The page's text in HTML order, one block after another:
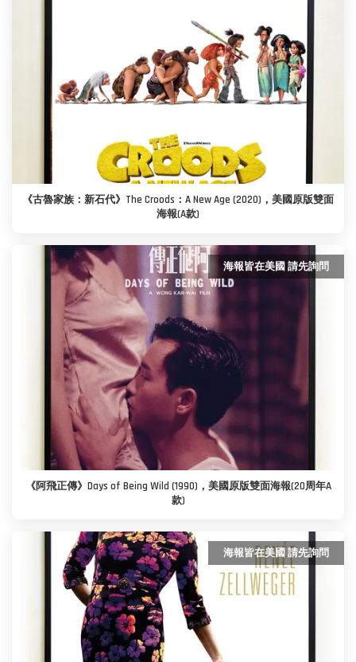
《古魯家族：新石代》The Croods：A New Age (2020)，美國原版雙面
海報(A款)
海報皆在美國 請先詢問
《阿飛正傳》Days of Being Wild (1990)，美國原版雙面海報(20周年A
款)
海報皆在美國 請先詢問